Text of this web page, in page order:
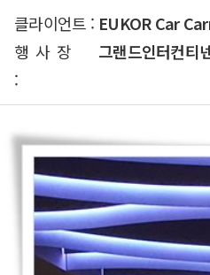
클라이언트 : EUKOR Car
행사장
:
그랜드인터컨티